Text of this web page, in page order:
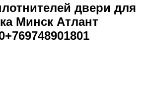
двери для
Минск Атлант